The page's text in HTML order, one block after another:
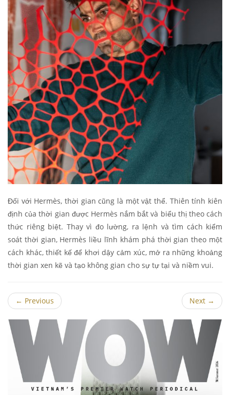
Đối với Hermès, thời gian cũng là một vật thể. Thiên tính kiên
định của thời gian được Hermès nắm bắt và biểu thị theo cách
thức riêng biệt. Thay vì đo lường, ra lệnh và tìm cách kiểm
soát thời gian, Hermès liều lĩnh khám phá thời gian theo một
cách khác, thiết kế để khơi dậy cảm xúc, mở ra những khoảng
thời gian xen kẽ và tạo không gian cho sự tự tại và niềm vui.
← Previous Next →